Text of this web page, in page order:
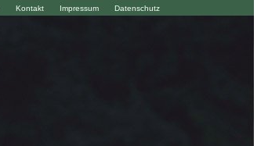
Datenschutz
Impressum
Kontakt